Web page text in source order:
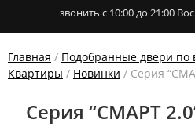
звонить с 10:00 до 21:00
Главная / Подобранные двери по
Квартиры / Новинки / Серия
Серия “СМАРТ